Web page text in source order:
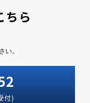
ちら
い。
付)